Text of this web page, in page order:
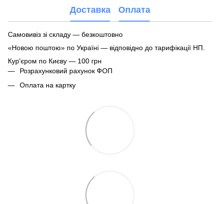
Доставка Оплата
Самовивіз зі складу — безкоштовно
«Новою поштою» по Україні — відповідно до тарифікації НП.
Кур'єром по Києву — 100 грн
Розрахунковий рахунок ФОП
Оплата на картку